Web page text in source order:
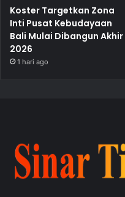
Koster Targetkan Zona
Inti Pusat Kebudayaan
Bali Mulai Dibangun Akhir
2026
1 hari ago